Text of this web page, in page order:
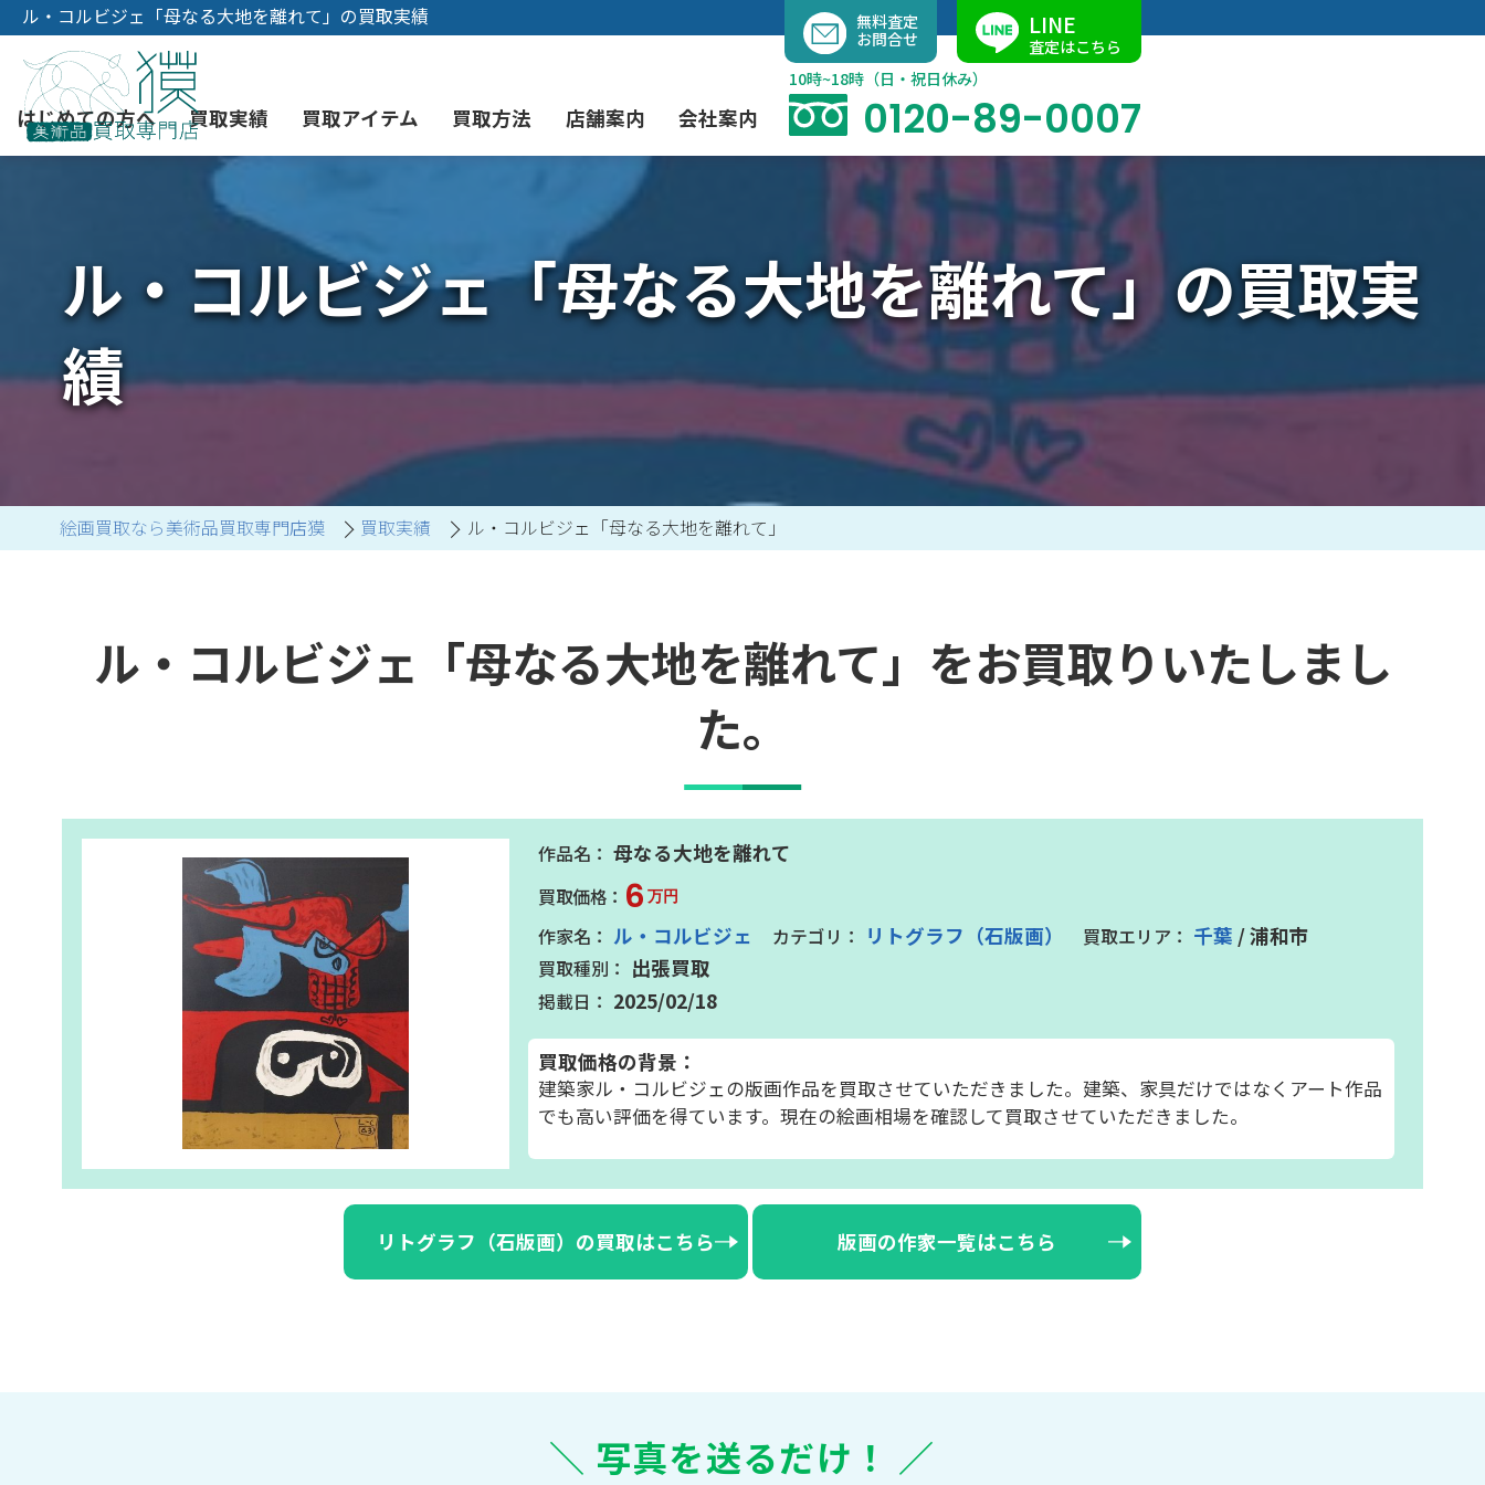
容
キ
ッ
ル・コルビジェ「母なる大地を離れて」の買取実績
はじめての方へ
よくあるご質問 ブログ
Facebook
買取実績 買取アイテム
現代アート買取 掛軸買取
陶磁器・陶器買取
西洋アンティーク買取 美術品・古美術品買取
ジュエリー・ウォッチ買取
買取方法
出張買取（無料） 店舗での買取
催事買取
時価評価サービス
店舗案内
大阪店 名古屋店
会社案内
当社の特徴 求人情報
無料査定
お問合せ
LINE
査定はこちら
10時~18時（日・祝日休み）
0120-89-0007
ル・コルビジェ「母なる大地を離れて」の買取実
績
絵画買取なら美術品買取専門店獏 買取実績 ル・コルビジェ「母なる大地を離れて」
ル・コルビジェ「母なる大地を離れて」をお買取りいたしまし
た。
母なる大地を離れて
6 万円
ル・コルビジェ リトグラフ（石版画） 千葉 / 浦和市
出張買取
2025/02/18
買取価格の背景：
建築家ル・コルビジェの版画作品を買取させていただきました。建築、家具だけではなくアート作品
でも高い評価を得ています。現在の絵画相場を確認して買取させていただきました。
リトグラフ（石版画）の買取はこちら 版画の作家一覧はこちら
＼ 写真を送るだけ！ ／